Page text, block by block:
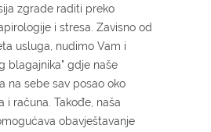
zgrade raditi preko
i stresa. Zavisno od
usluga, nudimo Vam i
blagajnika" gdje naše
na sebe sav posao oko
i računa. Takođe, naša
obavještavanje